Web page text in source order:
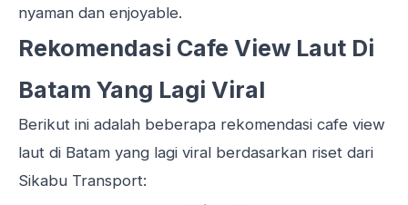
nyaman dan enjoyable.
Rekomendasi Cafe View Laut Di
Batam Yang Lagi Viral
Berikut ini adalah beberapa rekomendasi cafe view
laut di Batam yang lagi viral berdasarkan riset dari
Sikabu Transport: